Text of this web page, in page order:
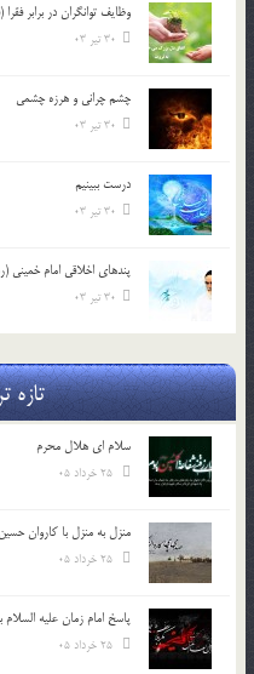
وظایف توانگران در برابر
30 تیر 03
چشم ‏چرانى و هرزه‏ چشمى
30 تیر 03
درست ببينيم
30 تیر 03
پندهاي اخلاقي امام خميني
30 تیر 03
تازه
سلام ای هلال محرم
منزل به منزل با کاروان
پاسخ امام زمان علیه